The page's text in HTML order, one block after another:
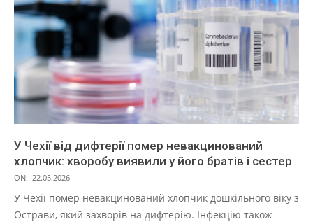
У Чехії від дифтерії помер невакцинований
хлопчик: хворобу виявили у його братів і сестер
ON: 22.05.2026
У Чехії помер невакцинований хлопчик дошкільного віку з
Острави, який захворів на дифтерію. Інфекцію також